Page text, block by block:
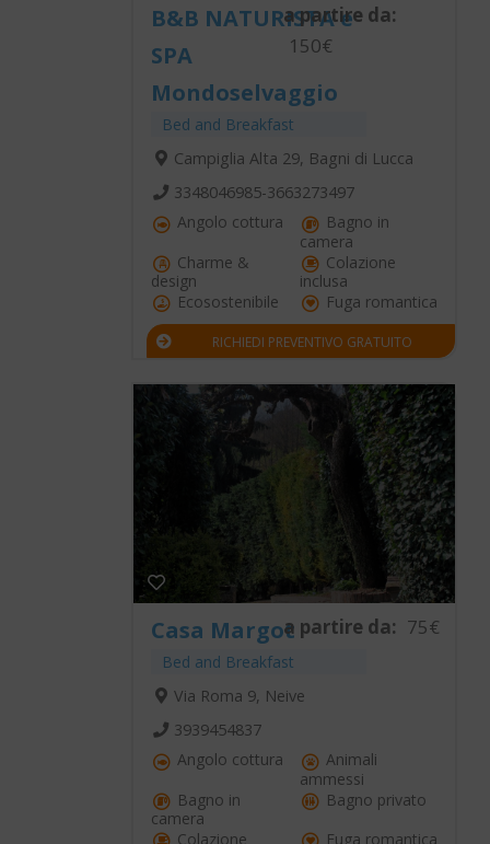
B&B NATURISTA e
SPA
Mondoselvaggio
Bed and Breakfast
a partire da:
150€
Campiglia Alta 29, Bagni di Lucca
3348046985-3663273497
Angolo cottura
Bagno in
camera
Charme &
design
Colazione
inclusa
Ecosostenibile
Fuga romantica
RICHIEDI PREVENTIVO GRATUITO
Casa Margot
Bed and Breakfast
a partire da: 75€
Via Roma 9, Neive
3939454837
Angolo cottura
Animali
ammessi
Bagno in
camera
Bagno privato
Colazione
Fuga romantica